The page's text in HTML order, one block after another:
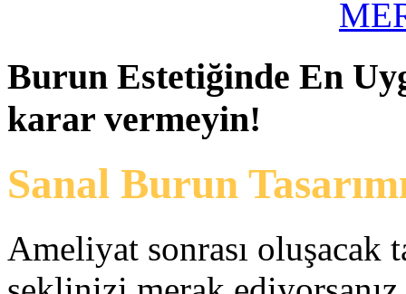
Burun Estetiğinde En
karar vermeyin!
Sanal Burun
Ameliyat sonrası oluşacak